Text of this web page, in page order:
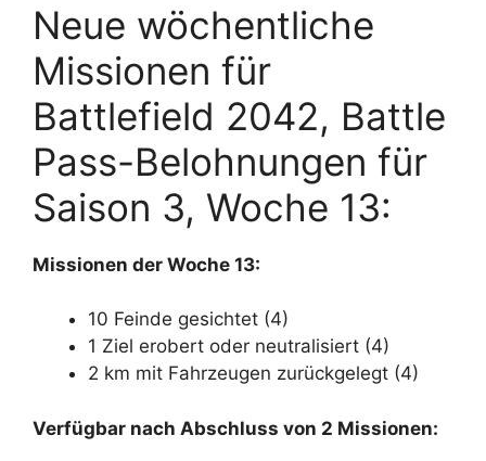
Neue wöchentliche
Missionen für
Battlefield 2042, Battle
Pass-Belohnungen für
Saison 3, Woche 13:
Missionen der Woche 13:
10 Feinde gesichtet (4)
1 Ziel erobert oder neutralisiert (4)
2 km mit Fahrzeugen zurückgelegt (4)
Verfügbar nach Abschluss von 2 Missionen: